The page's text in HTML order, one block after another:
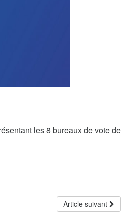
les 8 bureaux de vote de
Article suivant